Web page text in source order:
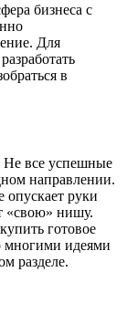
бизнеса с
Для
в
Не все успешные
направлении.
опускает руки
«свою» нишу.
готовое
многими идеями
разделе.